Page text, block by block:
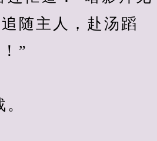
随主人，赴汤蹈
”